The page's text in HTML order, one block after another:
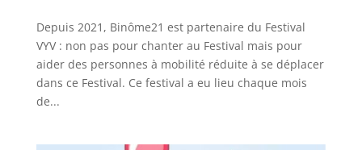
Depuis 2021, Binôme21 est partenaire du Festival
VYV : non pas pour chanter au Festival mais pour
aider des personnes à mobilité réduite à se déplacer
dans ce Festival. Ce festival a eu lieu chaque mois
de...